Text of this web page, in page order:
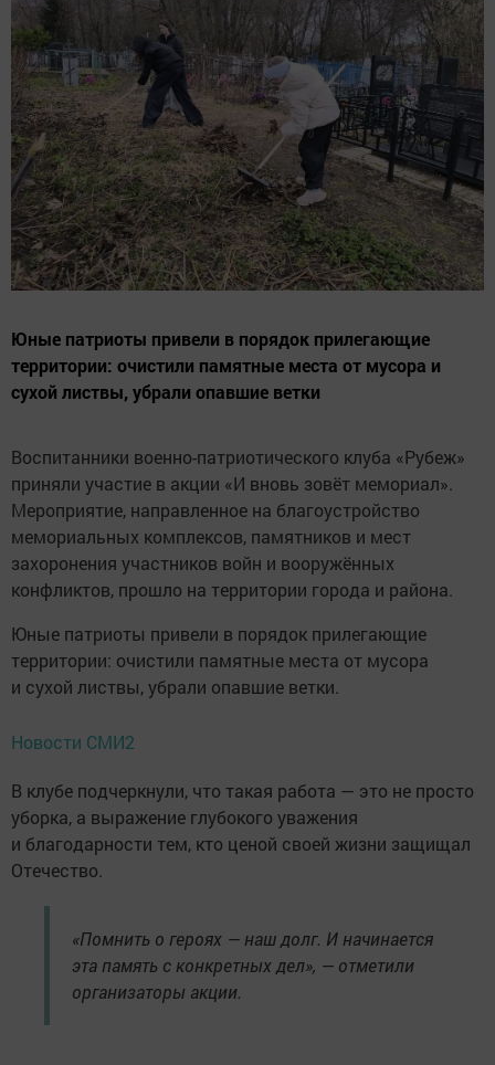
Юные патриоты привели в порядок прилегающие
территории: очистили памятные места от мусора и
сухой листвы, убрали опавшие ветки
Воспитанники военно-патриотического клуба «Рубеж»
приняли участие в акции «И вновь зовёт мемориал».
Мероприятие, направленное на благоустройство
мемориальных комплексов, памятников и мест
захоронения участников войн и вооружённых
конфликтов, прошло на территории города и района.
Юные патриоты привели в порядок прилегающие
территории: очистили памятные места от мусора
и сухой листвы, убрали опавшие ветки.
Новости СМИ2
В клубе подчеркнули, что такая работа — это не просто
уборка, а выражение глубокого уважения
и благодарности тем, кто ценой своей жизни защищал
Отечество.
«Помнить о героях — наш долг. И начинается
эта память с конкретных дел», — отметили
организаторы акции.